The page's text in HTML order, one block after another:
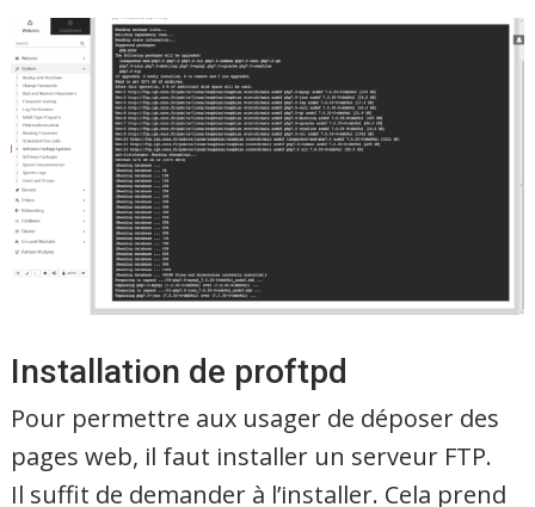
Installation de proftpd
Pour permettre aux usager de déposer des
pages web, il faut installer un serveur FTP.
Il suffit de demander à l’installer. Cela prend